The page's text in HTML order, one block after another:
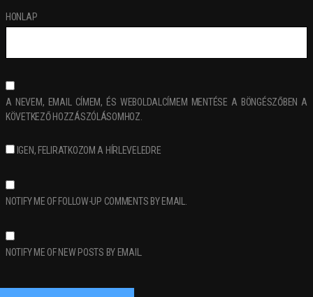
HONLAP
A NEVEM, EMAIL CÍMEM, ÉS WEBOLDALCÍMEM MENTÉSE A BÖNGÉSZŐBEN A
KÖVETKEZŐ HOZZÁSZÓLÁSOMHOZ.
IGEN, FELIRATKOZOM A HÍRLEVELEDRE
NOTIFY ME OF FOLLOW-UP COMMENTS BY EMAIL.
NOTIFY ME OF NEW POSTS BY EMAIL.